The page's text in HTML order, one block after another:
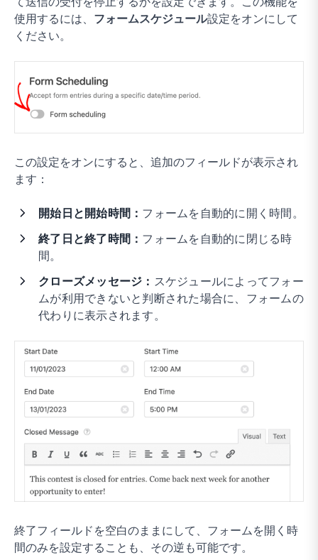
使用するには、 フォームスケジュール設定をオンにして
ください。
この設定をオンにすると、追加のフィールドが表示され
ます：
開始日と開始時間： フォームを自動的に開く時間。
終了日と終了時間： フォームを自動的に閉じる時
間。
クローズメッセージ： スケジュールによってフォー
ムが利用できないと判断された場合に、フォームの
代わりに表示されます。
終了フィールドを空白のままにして、フォームを開く時
間のみを設定することも、その逆も可能です。